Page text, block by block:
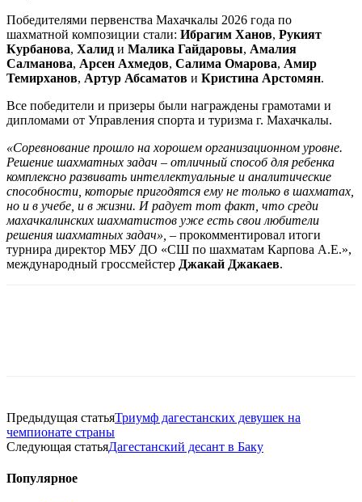
Победителями первенства Махачкалы 2026 года по
шахматной композиции стали: Ибрагим Ханов, Рукият
Курбанова, Халид и Малика Гайдаровы, Амалия
Салманова, Арсен Ахмедов, Салима Омарова, Амир
Темирханов, Артур Абсаматов и Кристина Арстомян.
Все победители и призеры были награждены грамотами и
дипломами от Управления спорта и туризма г. Махачкалы.
«Соревнование прошло на хорошем организационном уровне.
Решение шахматных задач – отличный способ для ребенка
комплексно развивать интеллектуальные и аналитические
способности, которые пригодятся ему не только в шахматах,
но и в учебе, и в жизни. И радует тот факт, что среди
махачкалинских шахматистов уже есть свои любители
решения шахматных задач», – прокомментировал итоги
турнира директор МБУ ДО «СШ по шахматам Карпова А.Е.»,
международный гроссмейстер Джакай Джакаев.
Предыдущая статьяТриумф дагестанских девушек на
чемпионате страны
Следующая статьяДагестанский десант в Баку
Популярное